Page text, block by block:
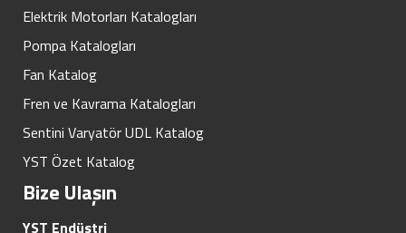
Elektrik Motorları Katalogları
Pompa Katalogları
Fan Katalog
Fren ve Kavrama Katalogları
Sentini Varyatör UDL Katalog
YST Özet Katalog
Bize Ulaşın
YST Endüstri